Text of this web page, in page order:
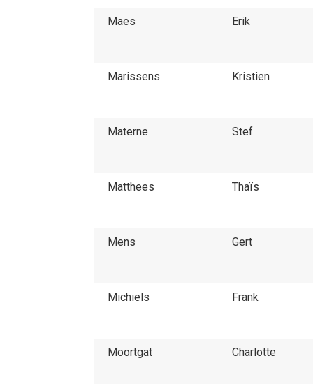
Maes Erik
Marissens Kristien
Materne Stef
Matthees Thaïs
Mens Gert
Michiels Frank
Moortgat Charlotte